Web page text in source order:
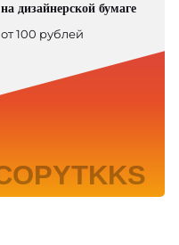
на дизайнерской бумаге
от 100 рублей